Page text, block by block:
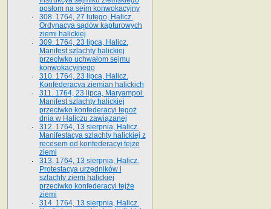
posłom na sejm konwokacyjny
308. 1764, 27 lutego, Halicz.
Ordynacya sądów kapturowych
ziemi halickiej
309. 1764, 23 lipca, Halicz.
Manifest szlachty halickiej
przeciwko uchwałom sejmu
konwokacyjnego
310. 1764, 23 lipca, Halicz.
Konfederacya ziemian halickich
311. 1764, 23 lipca, Maryampol.
Manifest szlachty halickiej
przeciwko konfederacyi tegoż
dnia w Haliczu zawiązanej
312. 1764, 13 sierpnia, Halicz.
Manifestacya szlachty halickiej z
recesem od konfederacyi tejże
ziemi
313. 1764, 13 sierpnia, Halicz.
Protestacya urzędników i
szlachty ziemi halickiej
przeciwko konfederacyi tejże
ziemi
314. 1764, 13 sierpnia, Halicz.